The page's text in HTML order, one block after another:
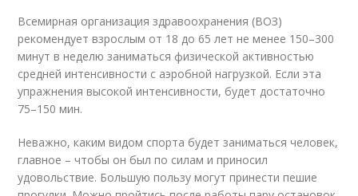
Всемирная организация здравоохранения (ВОЗ)
рекомендует взрослым от 18 до 65 лет не менее 150–300
минут в неделю заниматься физической активностью
средней интенсивности с аэробной нагрузкой. Если эта
упражнения высокой интенсивности, будет достаточно
75–150 мин.
Неважно, каким видом спорта будет заниматься человек,
главное – чтобы он был по силам и приносил
удовольствие. Большую пользу могут принести пешие